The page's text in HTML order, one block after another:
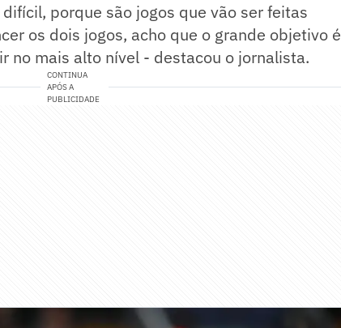
porque são jogos que vão ser feitas
os dois jogos, acho que o grande objetivo é
no mais alto nível - destacou o jornalista.
CONTINUA
APÓS A
PUBLICIDADE